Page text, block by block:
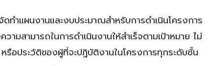
ดทำแผนงานและงบประมาณสำหรับการดำเนินโครงการ
ามสามารถในการดำเนินงานให้สำเร็จตามเป้าหมาย ไม่
รือประวัติของผู้ที่จะปฏิบัติงานในโครงการทุกระดับชั้น